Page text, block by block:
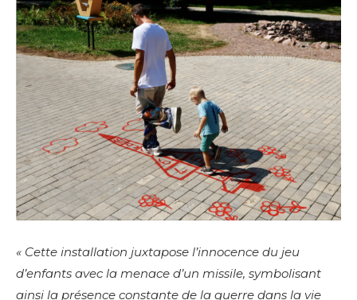
J'accepte lestermes et conditions
* Champ obligatoire
« Cette installation juxtapose l’innocence du jeu
d’enfants avec la menace d’un missile, symbolisant
ainsi la présence constante de la guerre dans la vie